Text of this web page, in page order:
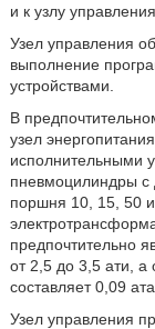
и к узлу управления.
Узел управления
выполнение
устройствами.
В
узел
исполнительными
пневмоцилиндры
поршня 10, 15, 50
предпочтительно
от 2,5 до 3,5 ати, а
составляет 0,09 ата.
Узел управления